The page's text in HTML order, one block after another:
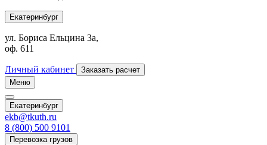
Екатеринбург
ул. Бориса Ельцина 3а,
оф. 611
Личный кабинет
Заказать расчет
Меню
Екатеринбург
ekb@tkuth.ru
8 (800) 500 9101
Перевозка грузов